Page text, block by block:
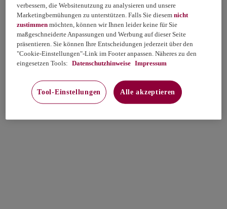
verbessern, die Websitenutzung zu analysieren und unsere
Marketingbemühungen zu unterstützen. Falls Sie diesemnicht
zustimmen möchten, können wir Ihnen leider keine für Sie
maßgeschneiderte Anpassungen und Werbung auf dieser Seite
präsentieren. Sie können Ihre Entscheidungen jederzeit über den
"Cookie-Einstellungen"-Link im Footer anpassen. Näheres zu den
eingesetzen Tools: Datenschutzhinweise Impressum
Tool-Einstellungen Alle akzeptieren